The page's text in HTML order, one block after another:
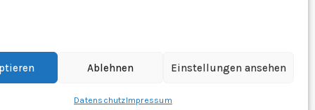
Ablehnen Einstellungen ansehen
DatenschutzImpressum